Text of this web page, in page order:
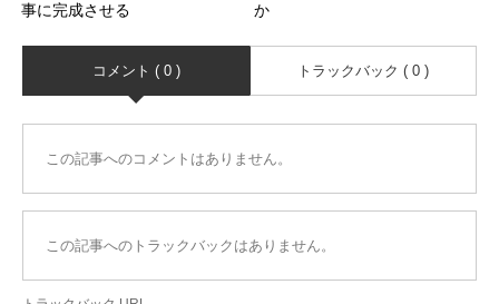
事に完成させる
か
コメント ( 0 ) トラックバック ( 0 )
この記事へのコメントはありません。
この記事へのトラックバックはありません。